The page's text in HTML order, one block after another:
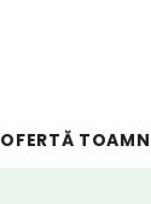
OFERTĂ